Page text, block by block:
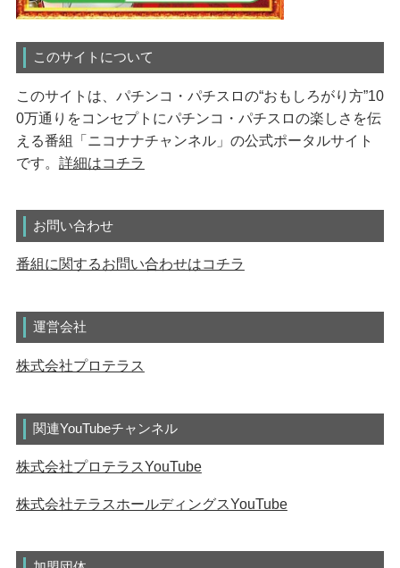
このサイトについて
このサイトは、パチンコ・パチスロの“おもしろがり方”10
0万通りをコンセプトにパチンコ・パチスロの楽しさを伝
える番組「ニコナナチャンネル」の公式ポータルサイト
です。 詳細はコチラ
お問い合わせ
番組に関するお問い合わせはコチラ
運営会社
株式会社プロテラス
関連YouTubeチャンネル
株式会社プロテラスYouTube
株式会社テラスホールディングスYouTube